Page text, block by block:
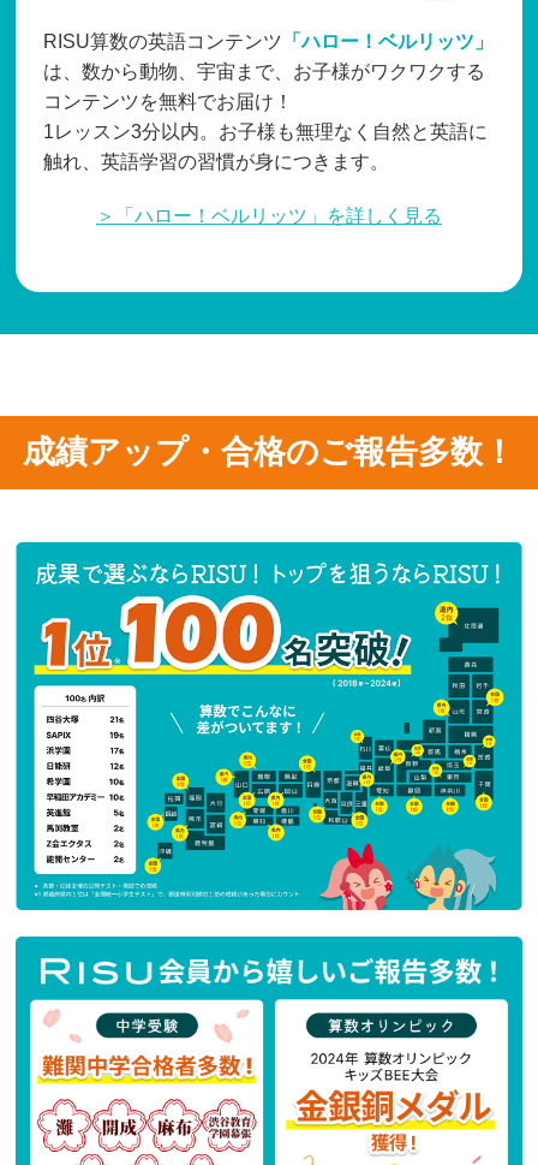
RISU算数の英語コンテンツ 「ハロー！ベルリッツ」
は、数から動物、宇宙まで、お子様がワクワクする
コンテンツを無料でお届け！
1レッスン3分以内。お子様も無理なく自然と英語に
触れ、英語学習の習慣が身につきます。
＞「ハロー！ベルリッツ」を詳しく見る
成績アップ・合格のご報告多数！